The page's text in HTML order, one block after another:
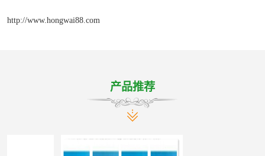
http://www.hongwai88.com
产品推荐